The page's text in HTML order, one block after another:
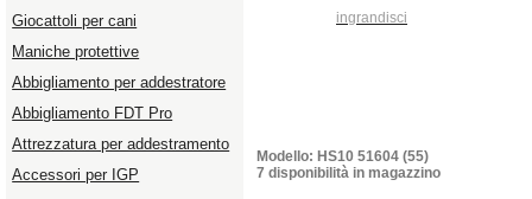
Giocattoli per cani
Maniche protettive
Abbigliamento per addestratore
Abbigliamento FDT Pro
Attrezzatura per addestramento
Accessori per IGP
ingrandisci
Modello: HS10 51604 (55)
7 disponibilità in magazzino